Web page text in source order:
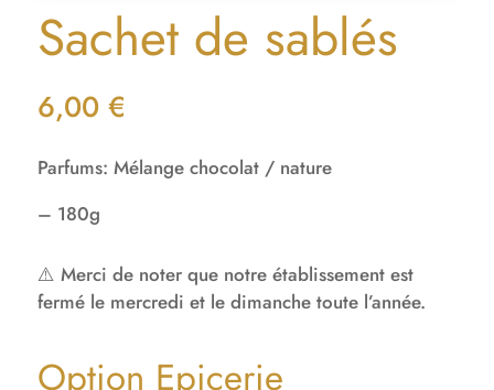
Sachet de sablés
6,00 €
Parfums: Mélange chocolat / nature
– 180g
⚠️ Merci de noter que notre établissement est
fermé le mercredi et le dimanche toute l’année.
Option Epicerie